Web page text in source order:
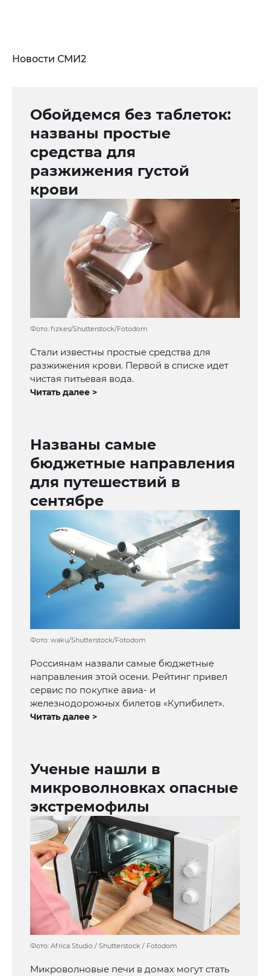
Новости СМИ2
Обойдемся без таблеток:
названы простые
средства для
разжижения густой
крови
Фото: fizkes/Shutterstock/Fotodom
Стали известны простые средства для
разжижения крови. Первой в списке идет
чистая питьевая вода.
Читать далее >
Названы самые
бюджетные направления
для путешествий в
сентябре
Фото: waku/Shutterstock/Fotodom
Россиянам назвали самые бюджетные
направления этой осени. Рейтинг привел
сервис по покупке авиа- и
железнодорожных билетов «Купибилет».
Читать далее >
Ученые нашли в
микроволновках опасные
экстремофилы
Фото: Africa Studio / Shutterstock / Fotodom
Микроволновые печи в домах могут стать